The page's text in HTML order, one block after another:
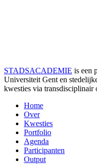
STADSACADEMIE is een
Universiteit Gent en
kwesties via transdisciplinair
Home
Over
Kwesties
Portfolio
Agenda
Participanten
Output